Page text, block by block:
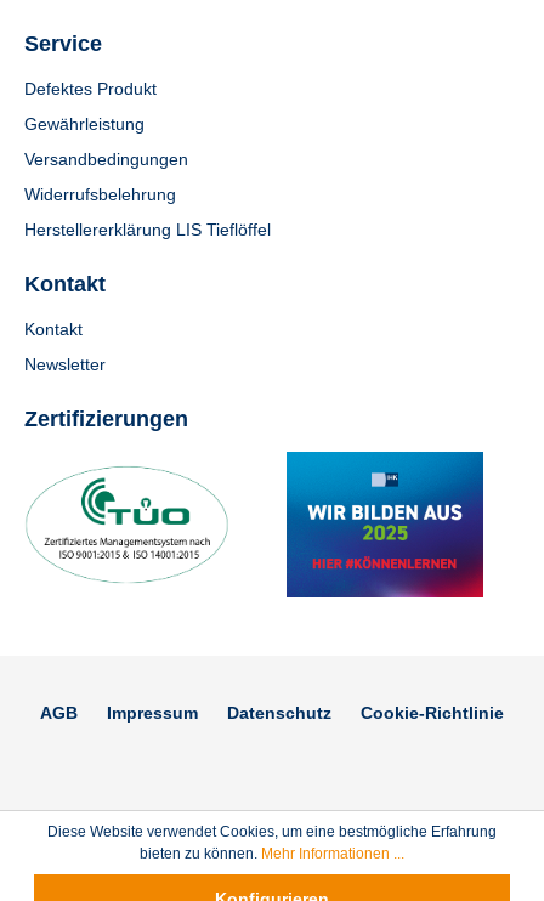
Service
Defektes Produkt
Gewährleistung
Versandbedingungen
Widerrufsbelehrung
Herstellererklärung LIS Tieflöffel
Kontakt
Kontakt
Newsletter
Zertifizierungen
AGB Impressum Datenschutz Cookie-Richtlinie
Diese Website verwendet Cookies, um eine bestmögliche Erfahrung
bieten zu können. Mehr Informationen ...